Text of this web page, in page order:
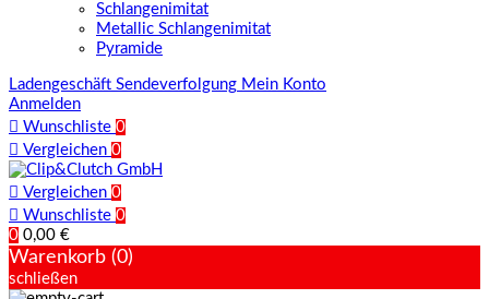
Schlangenimitat
Metallic Schlangenimitat
Pyramide
Ladengeschäft Sendeverfolgung Mein Konto
Anmelden
 Wunschliste 0
 Vergleichen 0
 Vergleichen 0
 Wunschliste 0
0 0,00 €
Warenkorb (0)
schließen